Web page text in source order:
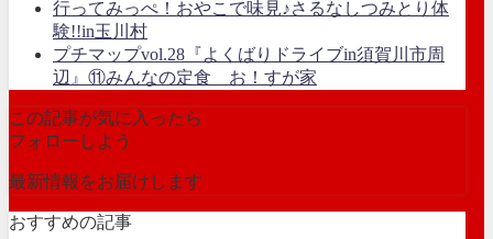
行ってみっぺ！おやこで味見♪さるなしつみとり体
験!!in玉川村
プチマップvol.28『よくばりドライブin須賀川市周
辺』⑪みんなの定食 お！すが家
この記事が気に入ったら
フォローしよう
最新情報をお届けします
おすすめの記事